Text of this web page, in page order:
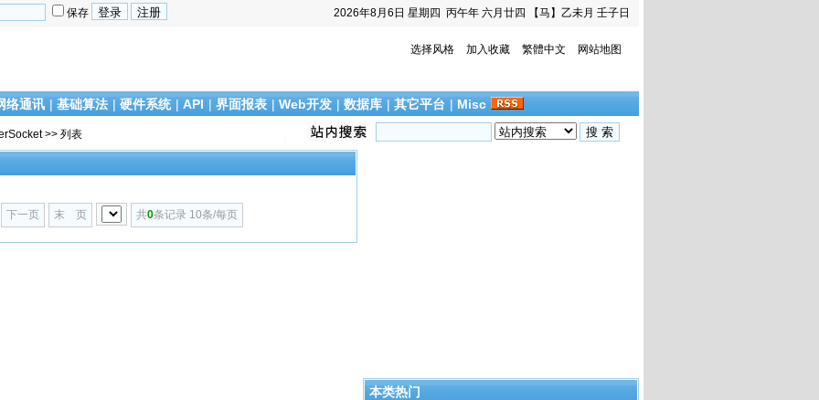
2026年8月6日 星期四 丙午年 六月廿四 【马】乙未月 壬子日
保存
选择风格 加入收藏 繁體中文 网站地图
络通讯 | 基础算法 | 硬件系统 | API | 界面报表 | Web开发 | 数据库 | 其它平台 | Misc
>> 列表
下一页 末 页 共0条记录 10条/每页
本类热门